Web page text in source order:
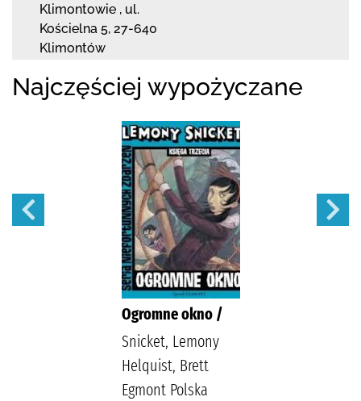
Klimontowie , ul.
Kościelna 5, 27-640
Klimontów
Najczęściej wypożyczane
Ogromne okno /
Snicket, Lemony
Helquist, Brett
Egmont Polska